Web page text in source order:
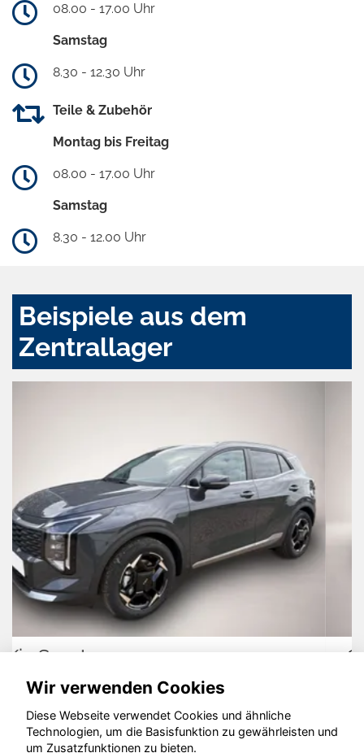
08.00 - 17.00 Uhr
Samstag
8.30 - 12.30 Uhr
Teile & Zubehör
Montag bis Freitag
08.00 - 17.00 Uhr
Samstag
8.30 - 12.00 Uhr
Beispiele aus dem
Zentrallager
Opel Other
© konjunkturmotor.de GmbH 2020 - 2026
Wir verwenden Cookies
Diese Webseite verwendet Cookies und ähnliche
Technologien, um die Basisfunktion zu gewährleisten und
um Zusatzfunktionen zu bieten.